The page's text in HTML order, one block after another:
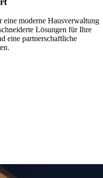
eine moderne Hausverwaltung
Lösungen für Ihre
eine partnerschaftliche